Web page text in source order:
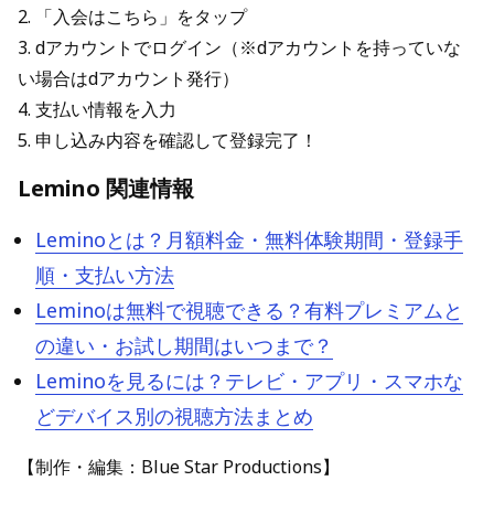
2. 「入会はこちら」をタップ
3. dアカウントでログイン（※dアカウントを持っていな
い場合はdアカウント発行）
4. 支払い情報を入力
5. 申し込み内容を確認して登録完了！
Lemino 関連情報
Leminoとは？月額料金・無料体験期間・登録手
順・支払い方法
Leminoは無料で視聴できる？有料プレミアムと
の違い・お試し期間はいつまで？
Leminoを見るには？テレビ・アプリ・スマホな
どデバイス別の視聴方法まとめ
【制作・編集：Blue Star Productions】